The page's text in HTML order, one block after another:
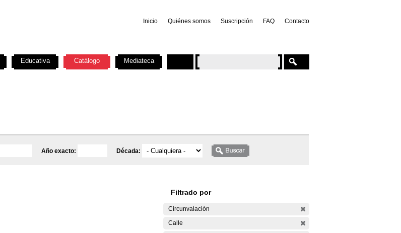
Inicio Quiénes somos Suscripción FAQ Contacto
Año exacto: Década:
Filtrado por
Circunvalación
Calle
Educativa Catálogo Mediateca